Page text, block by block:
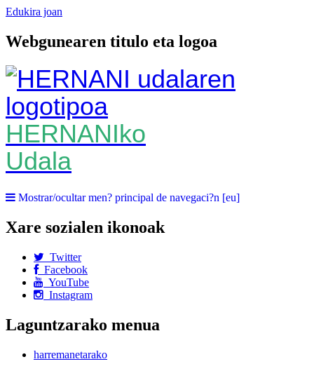
Edukira joan
Webgunearen titulo eta logoa
HERNANIko
Udala
Mostrar/ocultar men? principal de navegaci?n [eu]
Xare sozialen ikonoak
Twitter
Facebook
YouTube
Instagram
Laguntzarako menua
harremanetarako